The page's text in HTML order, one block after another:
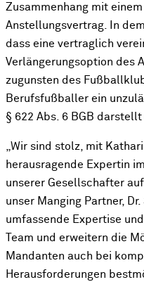
Zusammenhang mit
Anstellungsvertrag. In
dass eine vertraglich
Verlängerungsoption des
zugunsten des
Berufsfußballer ein
§ 622 Abs. 6 BGB
„Wir sind stolz, mit
herausragende Expertin
unserer Gesellschafter
unser Manging Partner,
umfassende Expertise
Team und erweitern die
Mandanten auch bei
Herausforderungen